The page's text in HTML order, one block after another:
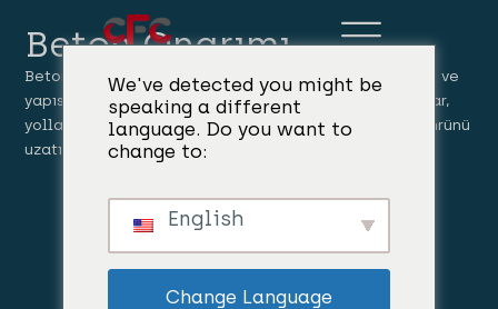
Beton Onarımı
Beton onarım ürünleri hasarlı betonu onarır, çatlakları ve
yapısal zayıflıkları gidererek bütünlüğü korur ve binalar,
yollar ve köprüler için hayati önem taşıyan altyapı ömrünü
uzatır.
We've detected you might be
speaking a different
language. Do you want to
change to:
English
Change Language